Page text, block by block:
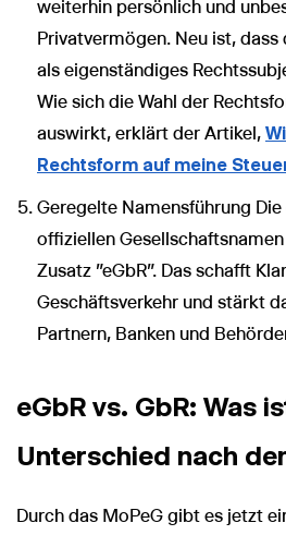
weiterhin persönlich und
Privatvermögen. Neu ist,
als eigenständiges
Wie sich die Wahl der
auswirkt, erklärt der Artikel,
Rechtsform auf meine
Geregelte Namensführung
offiziellen
Zusatz "eGbR". Das schafft
Geschäftsverkehr und stärkt
Partnern, Banken und
eGbR vs. GbR: Was
Unterschied nach
Durch das MoPeG gibt es jetzt